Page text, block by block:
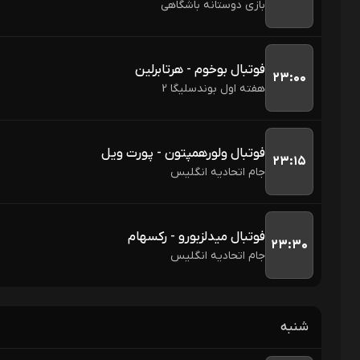
بازی دوستانه باشگاهی
۲۳:۰۰ فوتبال بوخوم - هرتابرلین
هفته اول بوندسلیگا 2
۲۳:۱۵ فوتبال ولورهمپتون - پورت ویل
جام اتحادیه انگلیس
۲۳:۳۰ فوتبال میدلزبورو - رکسهام
جام اتحادیه انگلیس
شنبه